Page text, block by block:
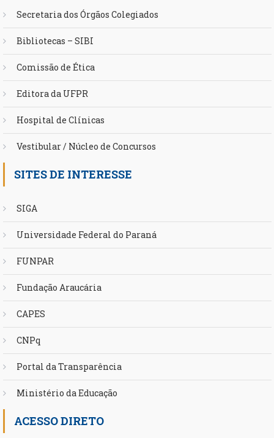
Secretaria dos Órgãos Colegiados
Bibliotecas – SIBI
Comissão de Ética
Editora da UFPR
Hospital de Clínicas
Vestibular / Núcleo de Concursos
SITES DE INTERESSE
SIGA
Universidade Federal do Paraná
FUNPAR
Fundação Araucária
CAPES
CNPq
Portal da Transparência
Ministério da Educação
ACESSO DIRETO